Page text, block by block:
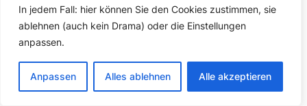
In jedem Fall: hier können Sie den Cookies zustimmen, sie
ablehnen (auch kein Drama) oder die Einstellungen
anpassen.
Anpassen Alles ablehnen Alle akzeptieren
was eine Informationsseite der bayerischen
Landesregierung mit…